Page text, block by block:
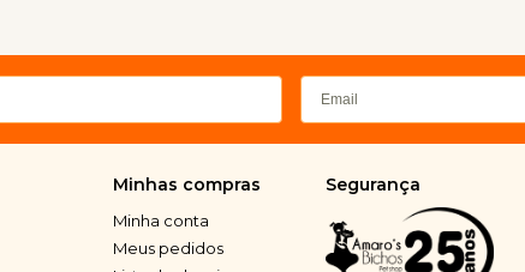
Minhas compras
Minha conta
Meus pedidos
Segurança